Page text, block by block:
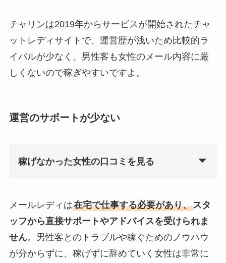
チャリンは2019年からサービスが開始されたチャ
ットレディサイトで、運営歴が浅いため比較的ラ
イバルが少なく、男性客も女性のメール内容に厳
しくないので稼ぎやすいですよ。
運営のサポートが少ない
稼げなかった女性の口コミを見る
メールレディは在宅で仕事する必要があり、スタ
ッフから直接サポートやアドバイスを受けられま
せん。男性客とのトラブルや稼ぐためのノウハウ
が分からずに、稼げずに辞めていく女性は非常に